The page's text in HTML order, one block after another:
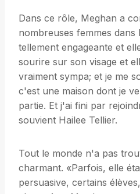
Dans ce rôle, Meghan a
nombreuses femmes dans
tellement engageante et
sourire sur son visage et
vraiment sympa; et je me
c'est une maison dont je
partie. Et j'ai fini par
souvient Hailee Tellier.
Tout le monde n'a pas
charmant. «Parfois, elle
persuasive, certains